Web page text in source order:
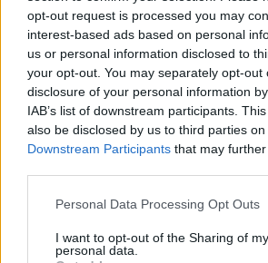
opt-out request is processed you may
interest-based ads based on personal
us or personal information disclosed to
your opt-out. You may separately opt-out
disclosure of your personal information
IAB’s list of downstream participants.
also be disclosed by us to third parties on
Downstream Participants that may
Personal Data Processing Opt Outs
I want to opt-out of the Sharing of my
personal data.
ΔΙΑΦΗΜΙΣΗ